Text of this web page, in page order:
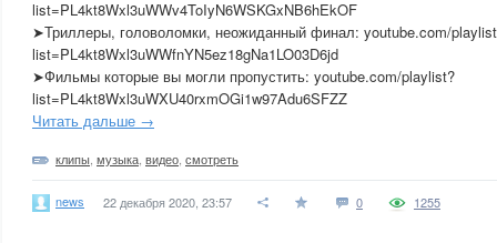
list=PL4kt8Wxl3uWWv4ToIyN6WSKGxNB6hEkOF
➤Триллеры, головоломки, неожиданный финал: youtube.com/
list=PL4kt8Wxl3uWWfnYN5ez18gNa1LO03D6jd
➤Фильмы которые вы могли пропустить: youtube.com/playlist?
list=PL4kt8Wxl3uWXU40rxmOGi1w97Adu6SFZZ
Читать дальше →
клипы музыка видео смотреть
news 22 декабря 2020, 23:57 0 1255